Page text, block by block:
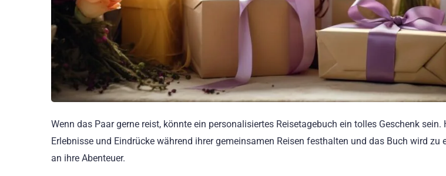
Wenn das Paar gerne reist, könnte ein personalisiertes Reisetagebuch ein tolles Geschenk sein.
Erlebnisse und Eindrücke während ihrer gemeinsamen Reisen festhalten und das Buch wird zu
an ihre Abenteuer.